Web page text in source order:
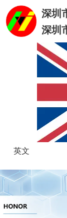
深圳
深圳
英文